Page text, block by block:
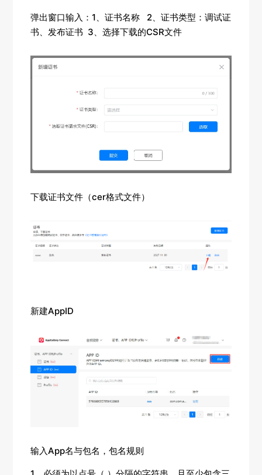
弹出窗口输入：1、证书名称 2、证书类型：调试证
书、发布证书 3、选择下载的CSR文件
下载证书文件（cer格式文件）
新建AppID
输入App名与包名，包名规则